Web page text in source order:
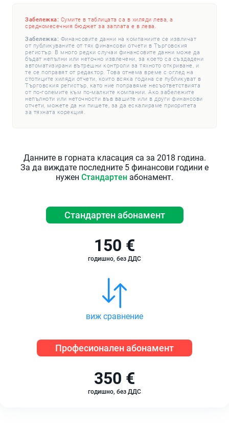
Забележка: Сумите в таблицата са в хиляди лева, а
средномесечния бюджет за заплата е в лева.
Забележка: Финансовите данни на компаниите се извличат
от публикуваните от тях финансови отчети в Търговския
регистър. В много редки случаи финансовите данни може да
бъдат непълни или неточно извлечени, за което са създадени
автоматизирани вътрешни контроли за тяхното откриване, и
те се поправят от редактор. Това отнема време с оглед на
стотиците хиляди отчети, които всяка година се публикуват в
Търговския регистър, като ние поправяме несъответствията
от по-големите към по-малките компании. Ако забележите
непълноти или неточности във вашите или в други финансови
отчети, можете да ни пишете, за да ескалираме приоритета
за тяхната корекция.
Данните в горната класация са за 2018 година.
За да виждате последните 5 финансови години е
нужен Стандартен абонамент.
Стандартен абонамент
150 €
годишно, без ДДС
виж сравнение
Професионален абонамент
350 €
годишно, без ДДС